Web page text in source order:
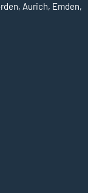
Aurich, Emden,